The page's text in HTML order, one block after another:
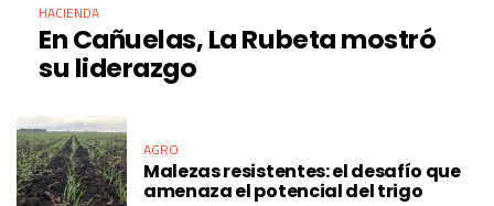
HACIENDA
En Cañuelas, La Rubeta mostró
su liderazgo
AGRO
Malezas resistentes: el desafío que
amenaza el potencial del trigo